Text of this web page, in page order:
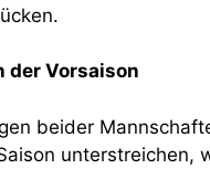
der Vorsaison
beider
unterstreichen,